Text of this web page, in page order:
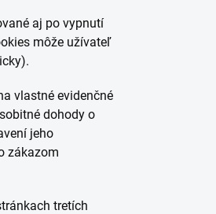
aj po vypnutí
môže užívateľ
vlastné evidenčné
dohody o
jeho
zákazom
tretích